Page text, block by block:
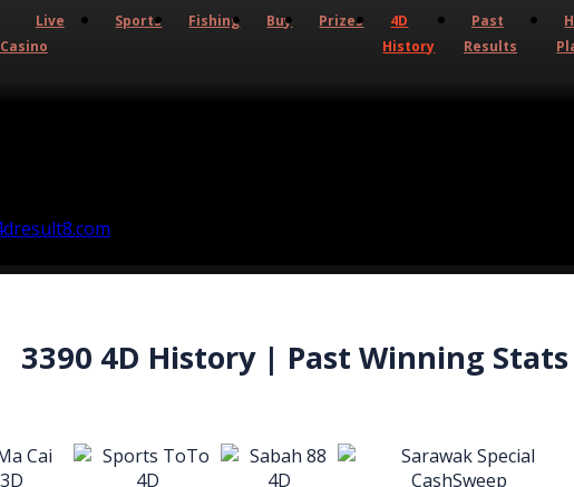
Live
Casino
Sports Fishing Buy Prizes
4D
History
Past
Results
3390 4D History | Past Winning